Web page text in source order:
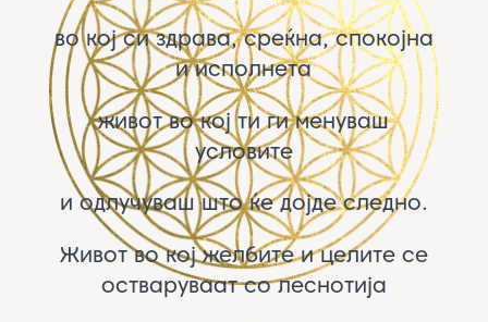
во кој си здрава, среќна, спокојна
и исполнета
живот во кој ти ги менуваш
условите
и одлучуваш што ќе дојде следно.
Живот во кој желбите и целите се
остваруваат со леснотија